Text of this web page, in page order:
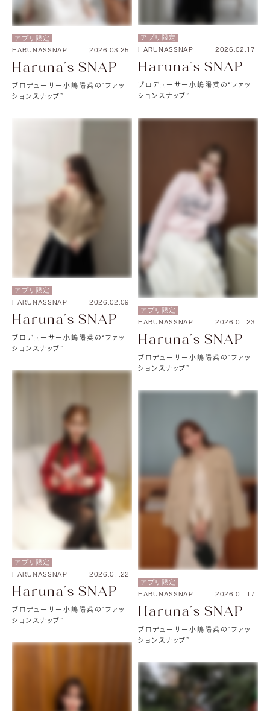
アプリ限定
HARUNASSNAP 2026.03.25
Haruna's SNAP
プロデューサー小嶋陽菜の“ファッ
ションスナップ”
アプリ限定
HARUNASSNAP 2026.02.17
Haruna's SNAP
プロデューサー小嶋陽菜の“ファッ
ションスナップ”
アプリ限定
HARUNASSNAP 2026.02.09
Haruna's SNAP
プロデューサー小嶋陽菜の“ファッ
ションスナップ”
アプリ限定
HARUNASSNAP 2026.01.23
Haruna's SNAP
プロデューサー小嶋陽菜の“ファッ
ションスナップ”
アプリ限定
HARUNASSNAP 2026.01.22
Haruna's SNAP
プロデューサー小嶋陽菜の“ファッ
ションスナップ”
アプリ限定
HARUNASSNAP 2026.01.17
Haruna's SNAP
プロデューサー小嶋陽菜の“ファッ
ションスナップ”